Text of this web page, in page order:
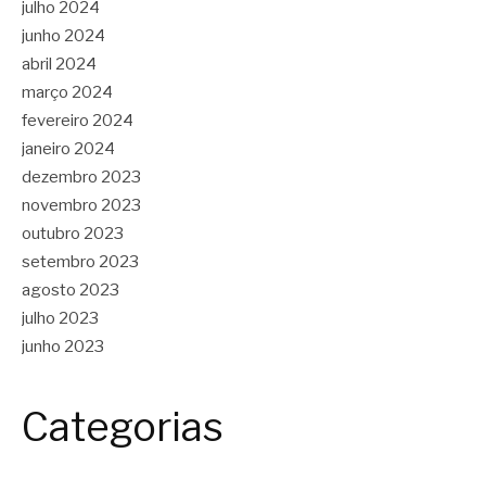
julho 2024
junho 2024
abril 2024
março 2024
fevereiro 2024
janeiro 2024
dezembro 2023
novembro 2023
outubro 2023
setembro 2023
agosto 2023
julho 2023
junho 2023
Categorias